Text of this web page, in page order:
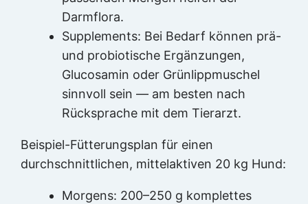
Darmflora.
Supplements: Bei Bedarf können prä-
und probiotische Ergänzungen,
Glucosamin oder Grünlippmuschel
sinnvoll sein — am besten nach
Rücksprache mit dem Tierarzt.
Beispiel-Fütterungsplan für einen
durchschnittlichen, mittelaktiven 20 kg Hund:
Morgens: 200–250 g komplettes